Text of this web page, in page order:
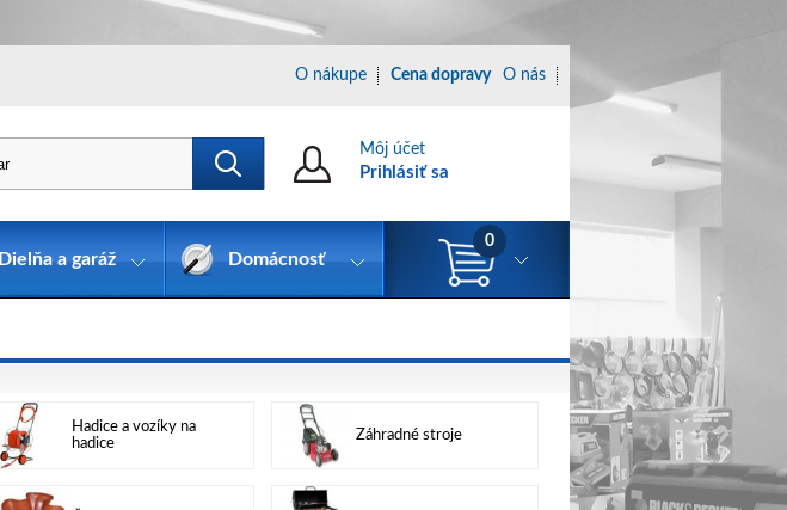
Hadice a vozíky na
hadice
Záhradné stroje
Môj účet
Prihlásiť sa
O nákupe Cena dopravy O nás
Dielňa a garáž Domácnosť
0